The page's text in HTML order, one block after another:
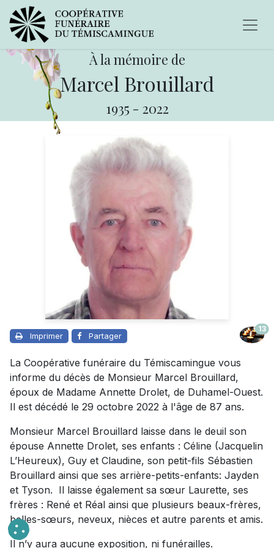
À la mémoire de
Marcel Brouillard
1935 - 2022
Imprimer Partager
13
La Coopérative funéraire du Témiscamingue vous
informe du décès de Monsieur Marcel Brouillard,
époux de Madame Annette Drolet, de Duhamel-Ouest.
Il est décédé le 29 octobre 2022 à l'âge de 87 ans.
Monsieur Marcel Brouillard laisse dans le deuil son
épouse Annette Drolet, ses enfants : Céline (Jacquelin
L’Heureux), Guy et Claudine, son petit-fils Sébastien
Brouillard ainsi que ses arrière-petits-enfants: Jayden
et Tyson. Il laisse également sa sœur Laurette, ses
frères : René et Réal ainsi que plusieurs beaux-frères,
belles-sœurs, neveux, nièces et autre parents et amis.
Il n’y aura aucune exposition, ni funérailles.